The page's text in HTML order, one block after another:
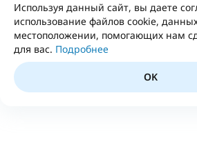
Используя данный сайт, вы даете
использование файлов cookie,
местоположении, помогающих нам
для вас. Подробнее
OK